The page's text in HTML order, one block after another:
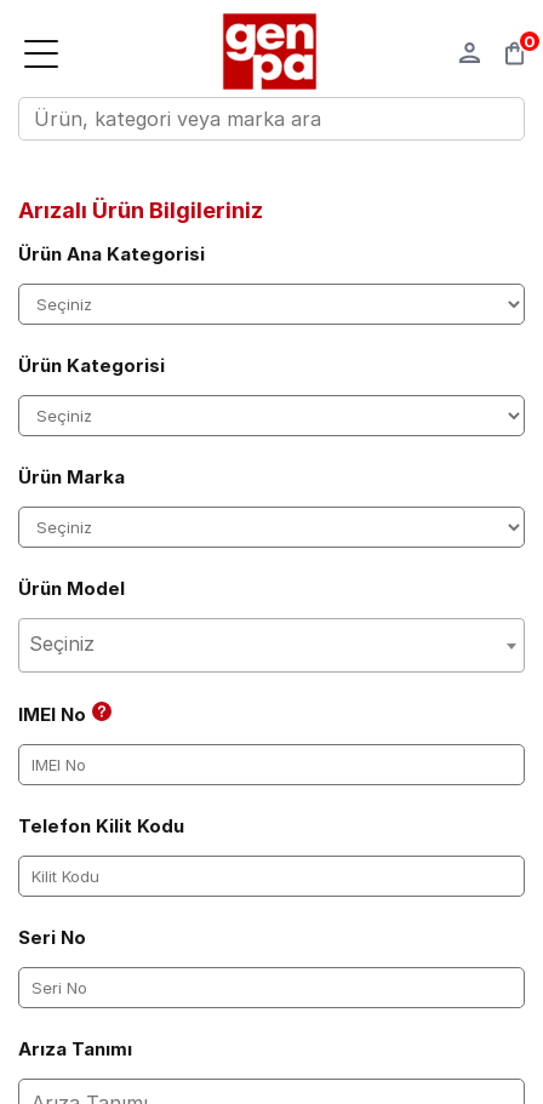
0
Genpa Servis Merkezlerimiz
Arızalı Ürün Bilgileriniz
Ürün Ana Kategorisi
Ürün Kategorisi
Ürün Marka
Ürün Model
Seçiniz
IMEI No
Telefon Kilit Kodu
Seri No
Arıza Tanımı